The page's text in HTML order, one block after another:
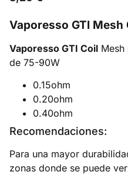
Vaporesso GTI Mesh
Vaporesso GTI Coil
de 75-90W
0.15ohm
0.20ohm
0.40ohm
Recomendaciones:
Para una mayor
zonas donde se puede